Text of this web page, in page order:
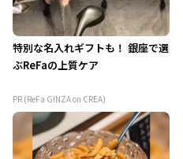
特別な名入れギフトも！ 銀座で選
ぶReFaの上質ケア
PR (ReFa GINZA on CREA)